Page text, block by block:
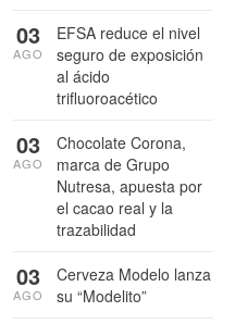
EFSA reduce el nivel
seguro de exposición
al ácido
trifluoroacético
03
AGO
Chocolate Corona,
marca de Grupo
Nutresa, apuesta por
el cacao real y la
trazabilidad
03
AGO
Cerveza Modelo lanza
su “Modelito”
03
AGO